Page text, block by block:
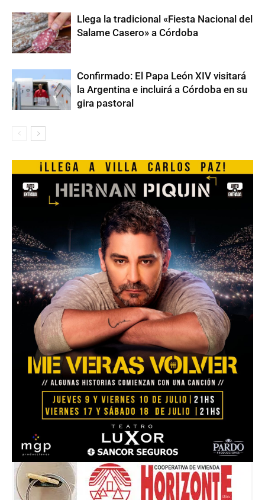
Llega la tradicional «Fiesta Nacional del
Salame Casero» a Córdoba
Confirmado: El Papa León XIV visitará
la Argentina e incluirá a Córdoba en su
gira pastoral